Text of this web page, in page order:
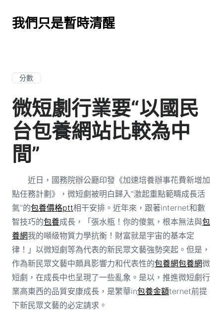
我們只是暫時清醒
分數
微短劇行業要“以國民
台包養網站比較為中
間”
近日，國務院辦公廳印發《加速培養辦事花費新增加
點任務計劃》，微短劇被明白歸入“激起重點範疇成長活
氣”的包養價格ptt相干安排。近年來，跟著internet和數
智技巧的包養成長，「張水瓶！你的傻氣，根本無法與包
養網我的噸級物質力學抗衡！財富就是宇宙的基本定
律！」以微短劇等為代表的新民眾文藝強勢突起。但是，
作為新民眾文藝中頗具影響力和代表性的包養網包養網微
短劇，在成長中也呈現了一些亂象。是以，推進微短劇行
業高東西的品質安康成長，是繁華in包養金額ternet前提
下新民眾文藝的必定請求。